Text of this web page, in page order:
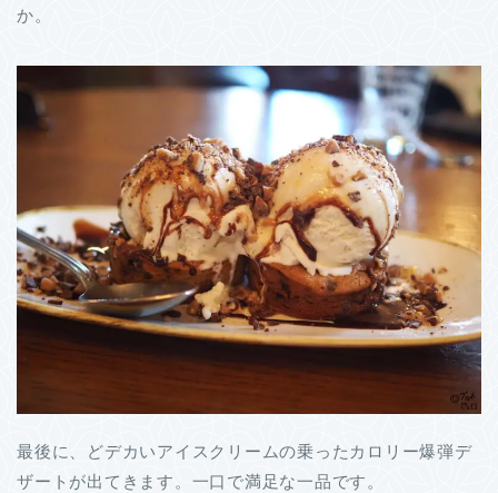
か。
最後に、どデカいアイスクリームの乗ったカロリー爆弾デ
ザートが出てきます。一口で満足な一品です。